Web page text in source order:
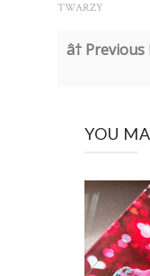
TWARZY
â†
YOU